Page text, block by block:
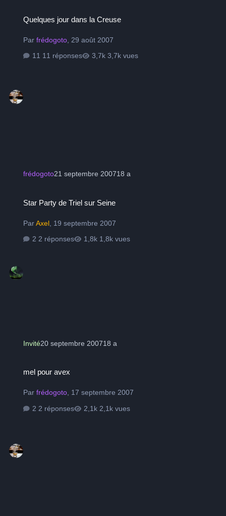
Quelques jour dans la Creuse
Parfrédogoto 29 août 2007
11 réponses
3,7k vues
frédogoto21 septembre 200718 a
Star Party de Triel sur Seine
ParAxel 19 septembre 2007
2 réponses
1,8k vues
Invité20 septembre 200718 a
mel pour avex
Parfrédogoto, 17 septembre 2007
2 réponses
2,1k vues